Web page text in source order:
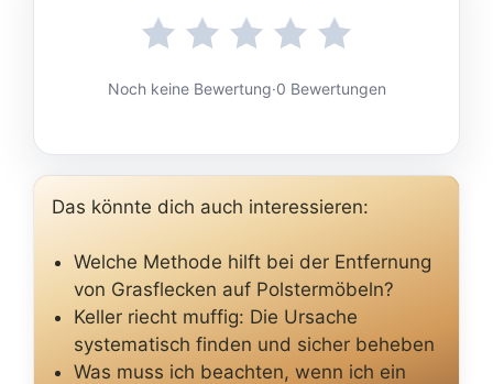
Noch keine Bewertung·0 Bewertungen
Das könnte dich auch interessieren:
Welche Methode hilft bei der Entfernung
von Grasflecken auf Polstermöbeln?
Keller riecht muffig: Die Ursache
systematisch finden und sicher beheben
Was muss ich beachten, wenn ich ein